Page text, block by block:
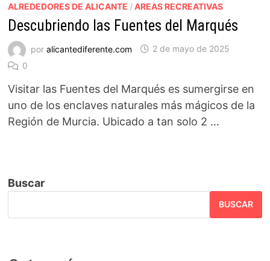
ALREDEDORES DE ALICANTE /AREAS RECREATIVAS
Descubriendo las Fuentes del Marqués
por alicantediferente.com
2 de mayo de 2025
0
Visitar las Fuentes del Marqués es sumergirse en
uno de los enclaves naturales más mágicos de la
Región de Murcia. Ubicado a tan solo 2 …
Buscar
BUSCAR